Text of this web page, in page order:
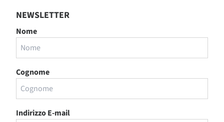
NEWSLETTER
Nome
Cognome
Indirizzo E-mail